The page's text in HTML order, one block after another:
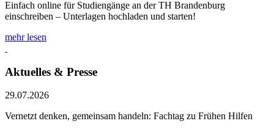
Einfach online für Studiengänge an der TH Brandenburg
einschreiben – Unterlagen hochladen und starten!
mehr lesen
Aktuelles & Presse
29.07.2026
Vernetzt denken, gemeinsam handeln: Fachtag zu Frühen Hilfen